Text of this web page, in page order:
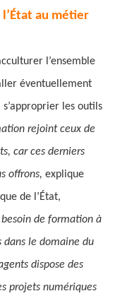
au métier
l’ensemble
éventuellement
les outils
rejoint ceux de
car ces derniers
offrons, explique
de l’État,
de formation à
dans le domaine du
dispose des
projets numériques